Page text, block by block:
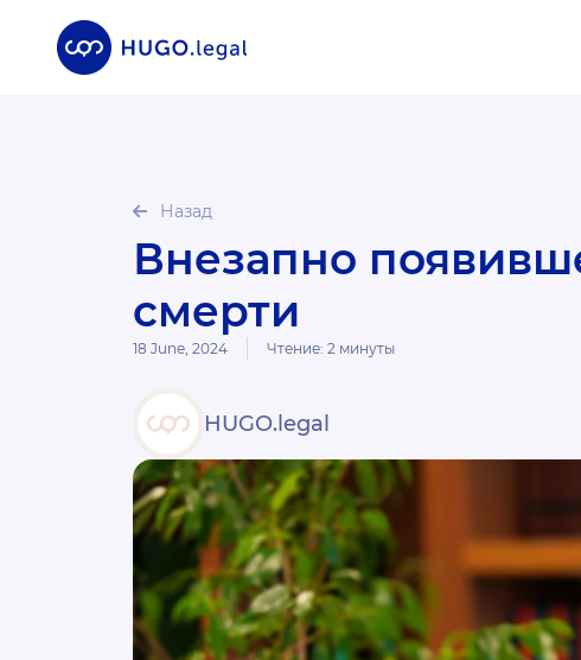
Назад
Внезапно появившееся завещание после
смерти
18 June, 2024 Чтение: 2 минуты
HUGO.legal